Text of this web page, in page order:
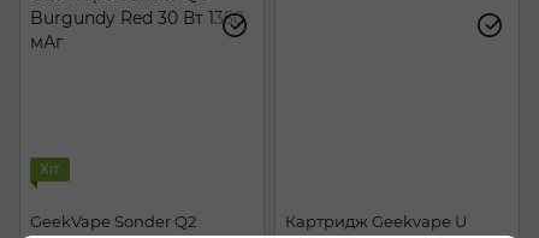
Хіт
GeekVape Sonder Q2 Картридж Geekvape U